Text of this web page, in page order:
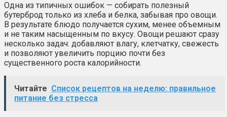
Одна из типичных ошибок — собирать полезный
бутерброд только из хлеба и белка, забывая про овощи.
В результате блюдо получается сухим, менее объемным
и не таким насыщенным по вкусу. Овощи решают сразу
несколько задач: добавляют влагу, клетчатку, свежесть
и позволяют увеличить порцию почти без
существенного роста калорийности.
Читайте Список рецептов на неделю: правильное
питание без стресса